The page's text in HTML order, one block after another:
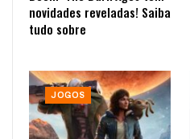
novidades reveladas! Saiba
tudo sobre
JOGOS